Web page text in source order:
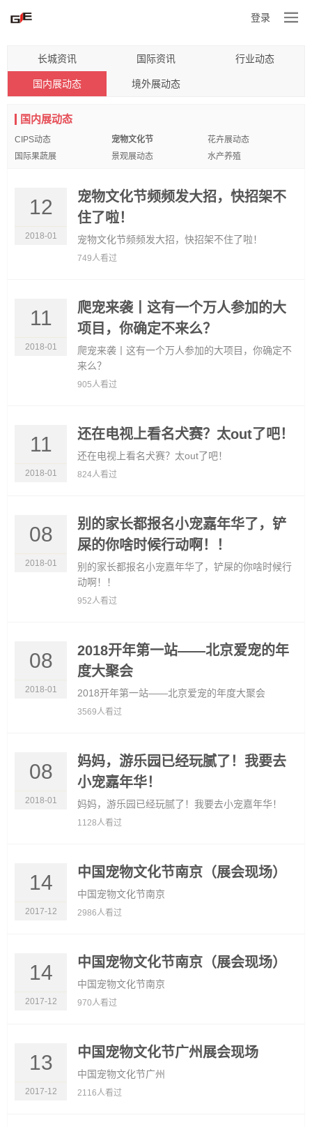
登录
长城资讯 国际资讯 行业动态
国内展动态 境外展动态
国内展动态
CIPS动态 宠物文化节
花卉展动态
国际果蔬展
景观展动态 水产养殖
12
2018-01
宠物文化节频频发大招，快招架不
住了啦！
宠物文化节频频发大招，快招架不住了啦！
749人看过
11
2018-01
爬宠来袭丨这有一个万人参加的大
项目，你确定不来么？
爬宠来袭丨这有一个万人参加的大项目，你确定不
来么？
905人看过
11
2018-01
还在电视上看名犬赛？太out了吧！
还在电视上看名犬赛？太out了吧！
824人看过
08
2018-01
别的家长都报名小宠嘉年华了，铲
屎的你啥时候行动啊！！
别的家长都报名小宠嘉年华了，铲屎的你啥时候行
动啊！！
952人看过
08
2018-01
2018开年第一站——北京爱宠的年
度大聚会
2018开年第一站——北京爱宠的年度大聚会
3569人看过
08
2018-01
妈妈，游乐园已经玩腻了！我要去
小宠嘉年华！
妈妈，游乐园已经玩腻了！我要去小宠嘉年华！
1128人看过
14
2017-12
中国宠物文化节南京（展会现场）
中国宠物文化节南京
2986人看过
14
2017-12
中国宠物文化节南京（展会现场）
中国宠物文化节南京
970人看过
13
2017-12
中国宠物文化节广州展会现场
中国宠物文化节广州
2116人看过